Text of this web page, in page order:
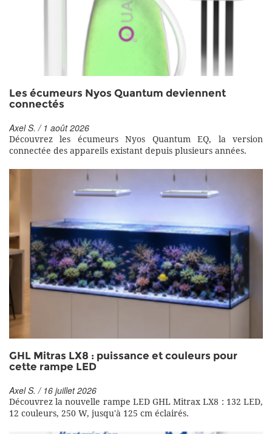
Les écumeurs Nyos Quantum deviennent
connectés
Axel S. / 1 août 2026
Découvrez les écumeurs Nyos Quantum EQ, la version
connectée des appareils existant depuis plusieurs années.
GHL Mitras LX8 : puissance et couleurs pour
cette rampe LED
Axel S. / 16 juillet 2026
Découvrez la nouvelle rampe LED GHL Mitrax LX8 : 132 LED,
12 couleurs, 250 W, jusqu'à 125 cm éclairés.